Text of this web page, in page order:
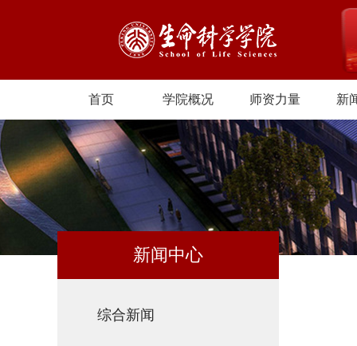
首页 学院概况 师资力量 新
新闻中心
综合新闻